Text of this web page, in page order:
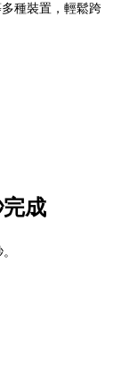
種裝置，輕鬆跨
成